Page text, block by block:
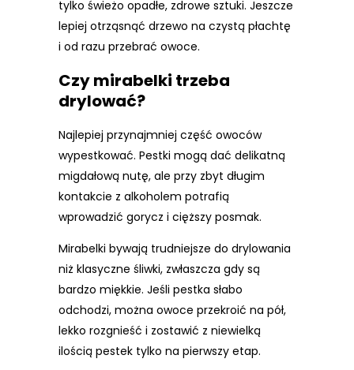
tylko świeżo opadłe, zdrowe sztuki. Jeszcze
lepiej otrząsnąć drzewo na czystą płachtę
i od razu przebrać owoce.
Czy mirabelki trzeba
drylować?
Najlepiej przynajmniej część owoców
wypestkować. Pestki mogą dać delikatną
migdałową nutę, ale przy zbyt długim
kontakcie z alkoholem potrafią
wprowadzić gorycz i cięższy posmak.
Mirabelki bywają trudniejsze do drylowania
niż klasyczne śliwki, zwłaszcza gdy są
bardzo miękkie. Jeśli pestka słabo
odchodzi, można owoce przekroić na pół,
lekko rozgnieść i zostawić z niewielką
ilością pestek tylko na pierwszy etap.